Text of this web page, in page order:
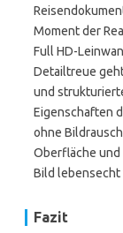
Moment der
Full HD-
Detailtreue
und
Eigenschaften
ohne
Oberfläche und
Bild lebensecht
Fazit